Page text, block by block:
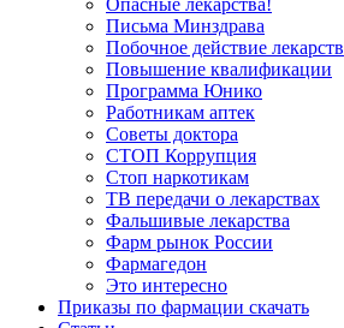
Письма Минздрава
Побочное действие лекарств
Повышение квалификации
Программа Юнико
Работникам аптек
Советы доктора
СТОП Коррупция
Стоп наркотикам
ТВ передачи о лекарствах
Фальшивые лекарства
Фарм рынок России
Фармагедон
Это интересно
Приказы по фармации скачать